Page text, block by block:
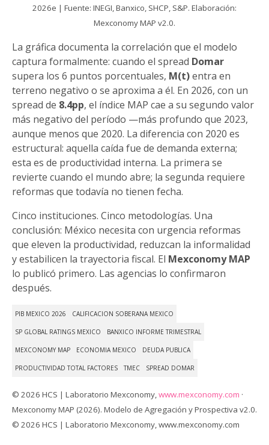
2026e | Fuente: INEGI, Banxico, SHCP, S&P. Elaboración:
Mexconomy MAP v2.0.
La gráfica documenta la correlación que el modelo
captura formalmente: cuando el spread Domar
supera los 6 puntos porcentuales, M(t)entra en
terreno negativo o se aproxima a él. En 2026, con un
spread de 8.4pp, el índice MAP cae a su segundo valor
más negativo del período —más profundo que 2023,
aunque menos que 2020. La diferencia con 2020 es
estructural: aquella caída fue de demanda externa;
esta es de productividad interna. La primera se
revierte cuando el mundo abre; la segunda requiere
reformas que todavía no tienen fecha.
Cinco instituciones. Cinco metodologías. Una
conclusión: México necesita con urgencia reformas
que eleven la productividad, reduzcan la informalidad
y estabilicen la trayectoria fiscal. El Mexconomy MAP
lo publicó primero. Las agencias lo confirmaron
después.
PIB MEXICO 2026 CALIFICACION SOBERANA MEXICO
SP GLOBAL RATINGS MEXICO BANXICO INFORME TRIMESTRAL
MEXCONOMY MAP ECONOMIA MEXICO DEUDA PUBLICA
PRODUCTIVIDAD TOTAL FACTORES TMEC SPREAD DOMAR
© 2026 HCS | Laboratorio Mexconomy,www.mexconomy.com ·
Mexconomy MAP (2026). Modelo de Agregación y Prospectiva v2.0.
© 2026 HCS | Laboratorio Mexconomy, www.mexconomy.com